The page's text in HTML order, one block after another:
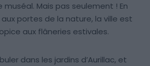
Mais pas seulement ! En
portes de la nature, la ville est
aux flâneries estivales.
dans les jardins d’Aurillac, et